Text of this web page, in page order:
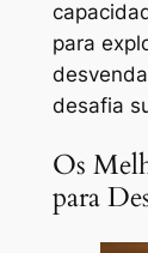
para
desafia
Os
para